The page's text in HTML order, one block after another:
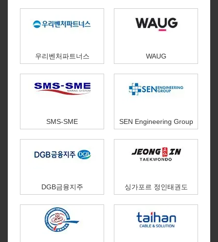
우리벤처파트너스 WAUG
SMS-SME SEN Engineering Group
DGB금융지주 싱가포르 정인태권도